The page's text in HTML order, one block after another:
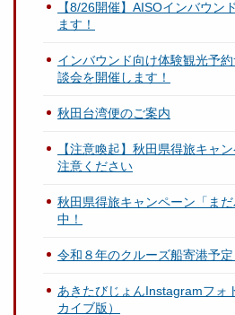
【8/26開催】AISOインバウン
ます！
インバウンド向け体験観光予
談会を開催します！
秋田台湾便のご案内
【注意喚起】秋田県得旅キャ
注意ください
秋田県得旅キャンペーン「ま
中！
令和８年のクルーズ船寄港予
あきたびじょんInstagramフォ
カイブ版）